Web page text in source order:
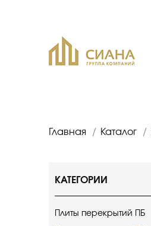
Главная / Каталог /
КАТЕГОРИИ
Плиты перекрытий ПБ